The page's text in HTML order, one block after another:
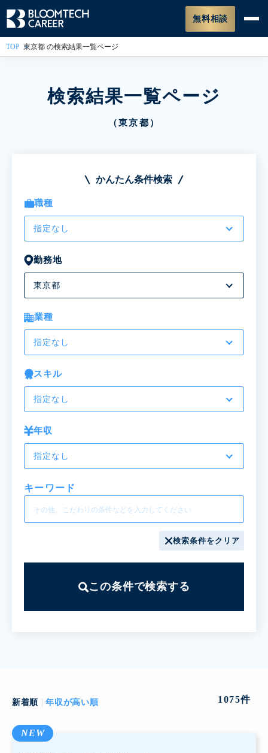
無料相談
TOP 東京都 の検索結果一覧ページ
検索結果一覧ページ
（東京都）
かんたん条件検索
職種
指定なし
勤務地
東京都
業種
指定なし
スキル
指定なし
年収
指定なし
キーワード
検索条件をクリア
この条件で検索する
1075件
新着順 年収が高い順
NEW